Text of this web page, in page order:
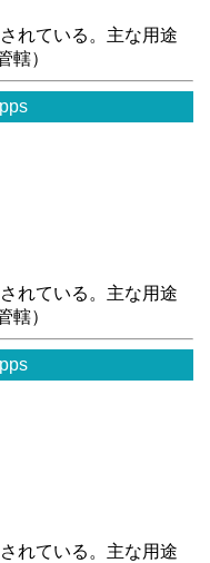
れている。主な用途
轄）
れている。主な用途
轄）
れている。主な用途